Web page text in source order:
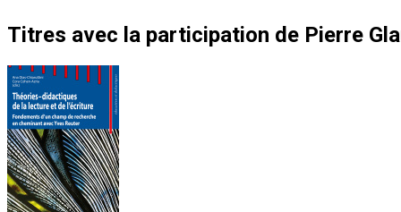
Titres avec la participation de Pierre